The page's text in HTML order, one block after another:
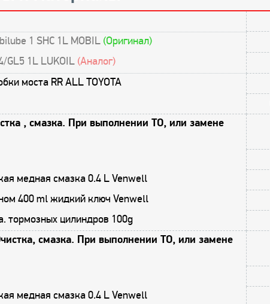
1 SHC 1L MOBIL (Оригинал)
GL5 1L LUKOIL (Аналог)
моста RR ALL TOYOTA
, смазка. При выполнении ТО, или замене
медная смазка 0.4 L Venwell
400 ml жидкий ключ Venwell
тормозных цилиндров 100g
смазка. При выполнении ТО, или замене
медная смазка 0.4 L Venwell